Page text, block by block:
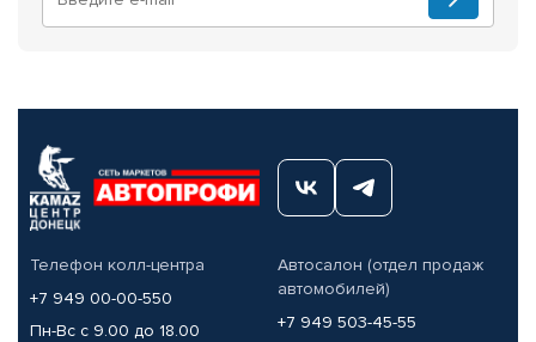
Телефон колл-центра
+7 949 00-00-550
Пн-Вс с 9.00 до 18.00
Автосалон (отдел продаж
автомобилей)
+7 949 503-45-55